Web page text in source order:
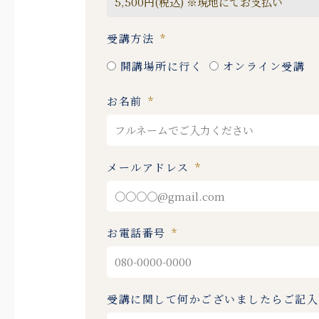
受講方法
開講場所に行く
オンライン受講
お名前
メールアドレス
お電話番号
受講に関して何かございましたらご記